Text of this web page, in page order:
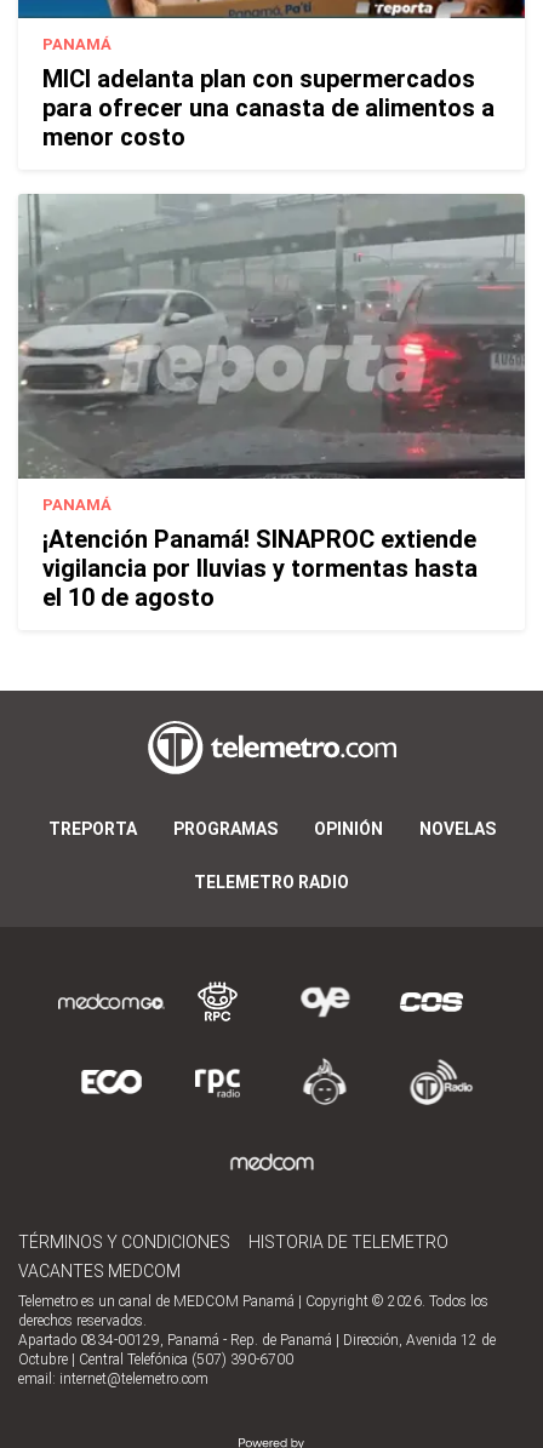
PANAMÁ
MICI adelanta plan con supermercados
para ofrecer una canasta de alimentos a
menor costo
PANAMÁ
¡Atención Panamá! SINAPROC extiende
vigilancia por lluvias y tormentas hasta
el 10 de agosto
TREPORTA PROGRAMAS OPINIÓN NOVELAS
TELEMETRO RADIO
TÉRMINOS Y CONDICIONES
HISTORIA DE TELEMETRO
VACANTES MEDCOM
Telemetro es un canal de MEDCOM Panamá | Copyright © 2026. Todos los
derechos reservados.
Apartado 0834-00129, Panamá - Rep. de Panamá | Dirección, Avenida 12 de
Octubre | Central Telefónica (507) 390-6700
email: internet@telemetro.com